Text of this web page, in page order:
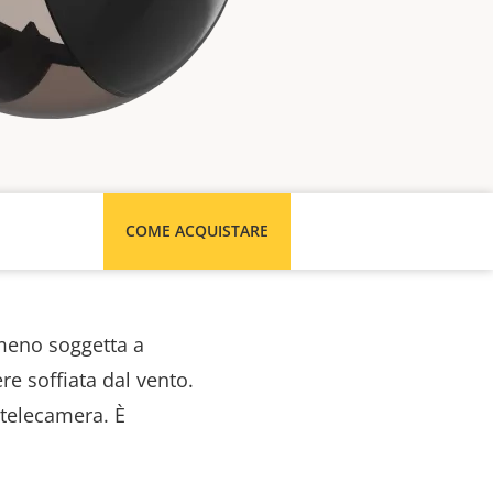
COME ACQUISTARE
soggetta a
soffiata dal vento.
È